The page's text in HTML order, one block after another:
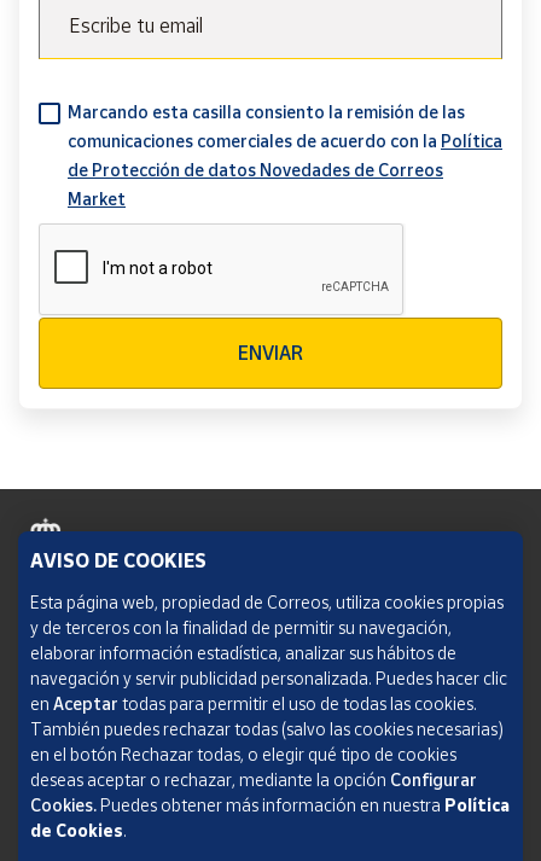
Escribe tu email
Marcando esta casilla consiento la remisión de las
comunicaciones comerciales de acuerdo con la Política
de Protección de datos Novedades de Correos
Market
ENVIAR
Política de cookies
Aviso legal
Condiciones del servicio
Política de Privacidad Web
Informe de transparencia
SOCIEDAD ESTATAL CORREOS Y TELÉGRAFOS, S.A., S.M.E. Todos los derechos
AVISO DE COOKIES
Esta página web, propiedad de Correos, utiliza cookies propias
y de terceros con la finalidad de permitir su navegación,
elaborar información estadística, analizar sus hábitos de
navegación y servir publicidad personalizada. Puedes hacer clic
en Aceptar todas para permitir el uso de todas las cookies.
También puedes rechazar todas (salvo las cookies necesarias)
en el botón Rechazar todas, o elegir qué tipo de cookies
deseas aceptar o rechazar, mediante la opción Configurar
Cookies.Puedes obtener más información en nuestra Política
de Cookies.